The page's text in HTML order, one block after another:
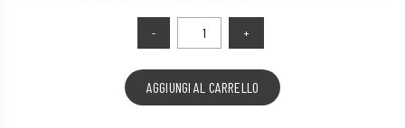
AGGIUNGI AL CARRELLO